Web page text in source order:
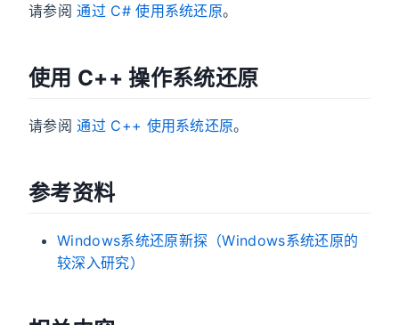
请参阅通过 C# 使用系统还原。
使用 C++ 操作系统还原
请参阅通过 C++ 使用系统还原。
参考资料
Windows系统还原新探（Windows系统还原的
较深入研究）